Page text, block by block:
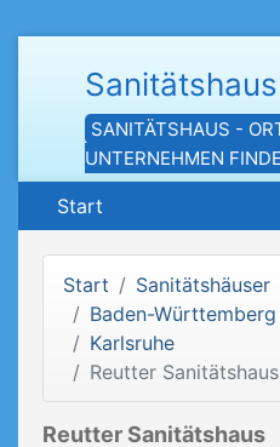
SANITÄTSHAUS -
UNTERNEHMEN
Start
Start
Sanitätshäuser
Baden-Württemberg
Karlsruhe
Reutter Sanitätshaus
Reutter Sanitätshaus